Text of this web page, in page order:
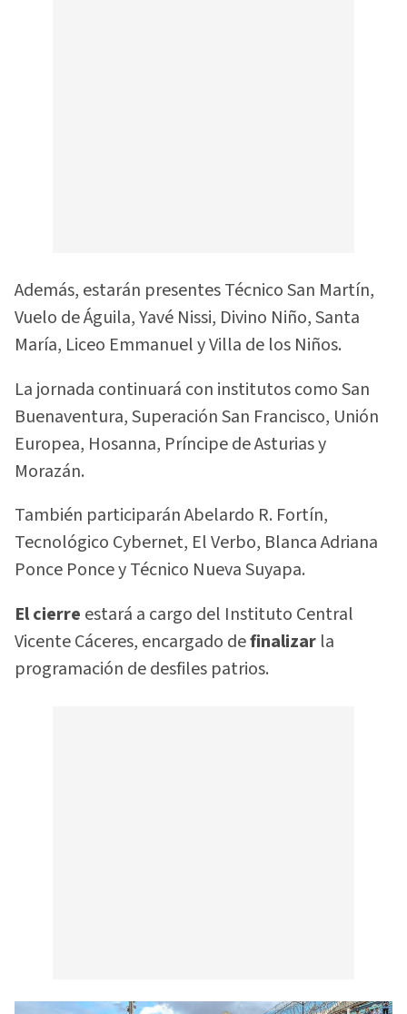
Además, estarán presentes Técnico San Martín,
Vuelo de Águila, Yavé Nissi, Divino Niño, Santa
María, Liceo Emmanuel y Villa de los Niños.
La jornada continuará con institutos como San
Buenaventura, Superación San Francisco, Unión
Europea, Hosanna, Príncipe de Asturias y
Morazán.
También participarán Abelardo R. Fortín,
Tecnológico Cybernet, El Verbo, Blanca Adriana
Ponce Ponce y Técnico Nueva Suyapa.
El cierre estará a cargo del Instituto Central
Vicente Cáceres, encargado definalizar la
programación de desfiles patrios.